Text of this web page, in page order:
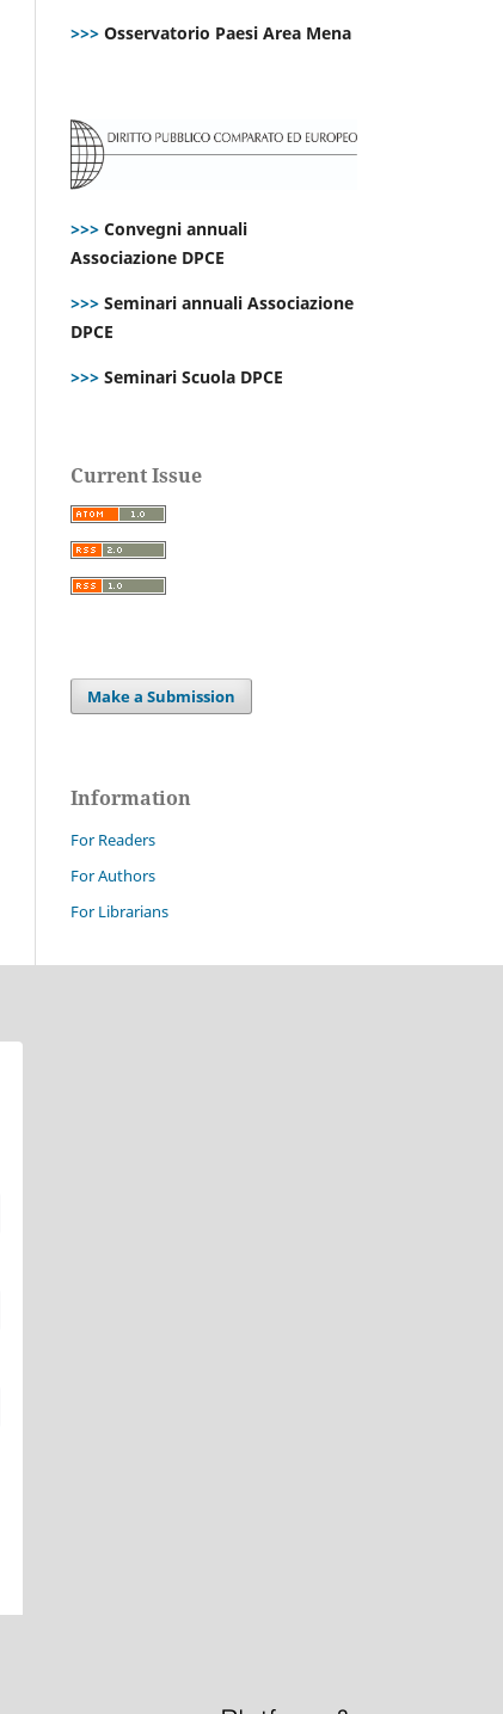
>>> Osservatorio Paesi Area Mena
>>> Convegni annuali
Associazione DPCE
>>> Seminari annuali Associazione
DPCE
>>> Seminari Scuola DPCE
Current Issue
Make a Submission
Information
For Readers
For Authors
For Librarians